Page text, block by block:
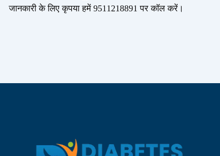
जानकारी के लिए कृपया हमें 9511218891 पर कॉल करें।